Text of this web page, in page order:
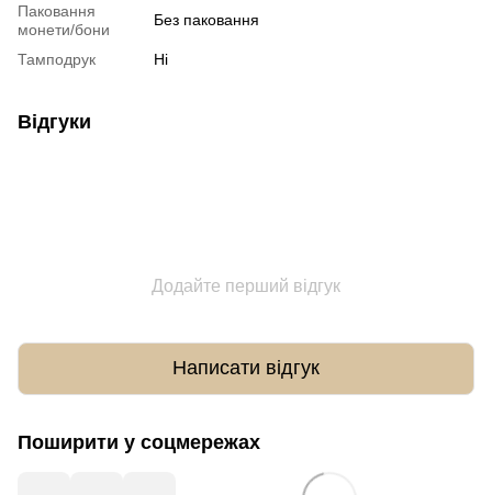
Паковання
монети/бони
Без паковання
Тамподрук Ні
Відгуки
Додайте перший відгук
Написати відгук
Поширити у соцмережах